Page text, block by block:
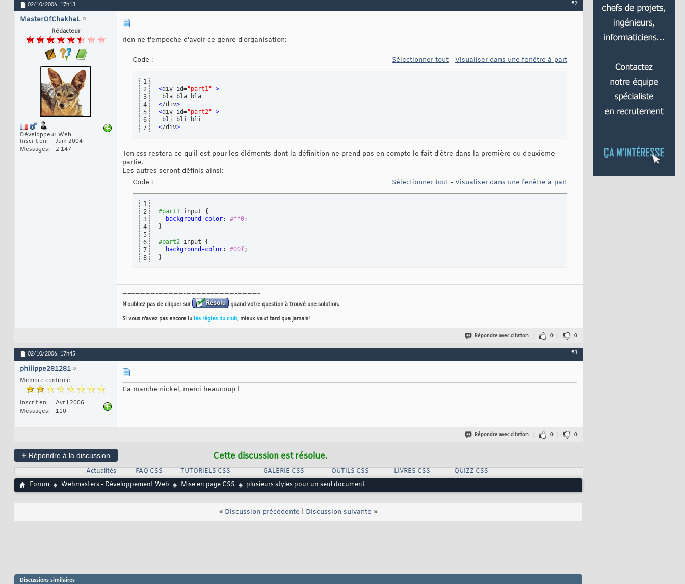
02/10/2006, 17h13 #2
MasterOfChakhaL
Rédacteur
Développeur Web
Inscrit en
Juin 2004
Messages
2 147
rien ne t'empeche d'avoir ce genre d'organisation:
Code : Sélectionner tout - Visualiser dans une fenêtre à part
1
2
3
4
5
6
7
<div id="part1" >
</div>
<div id="part2" >
</div>
Ton css restera ce qu'il est pour les éléments dont la définition ne prend pas en compte le fait d'être dans la première ou deuxième
partie.
Les autres seront définis ainsi:
Code :
Sélectionner tout - Visualiser dans une fenêtre à part
1
2
3
4
5
6
7
8
#part1 input {
background-color: #ff0
}
#part2 input {
background-color: #00f
}
~~~~~~~~~~~~~~~~~~~~~~~~~~~~~~~~~~~~~~~~~~~~~~~~~~~~~~
N'oubliez pas de cliquer sur
quand votre question à trouvé une solution.
Si vous n'avez pas encore lu les règles du club, mieux vaut tard que jamais!
Répondre avec citation 0 0
02/10/2006, 17h45 #3
philippe281281
Membre confirmé
Inscrit en
Avril 2006
Messages
110
Ca marche nickel, merci beaucoup !
Répondre avec citation 0 0
+ Répondre à la discussion Cette discussion est résolue.
Actualités FAQ CSS TUTORIELS CSS GALERIE CSS OUTILS CSS LIVRES CSS
QUIZZ CSS
Forum
Webmasters - Développement Web Mise en page CSS plusieurs styles pour un seul document
« Discussion précédente Discussion suivante »
Discussions similaires